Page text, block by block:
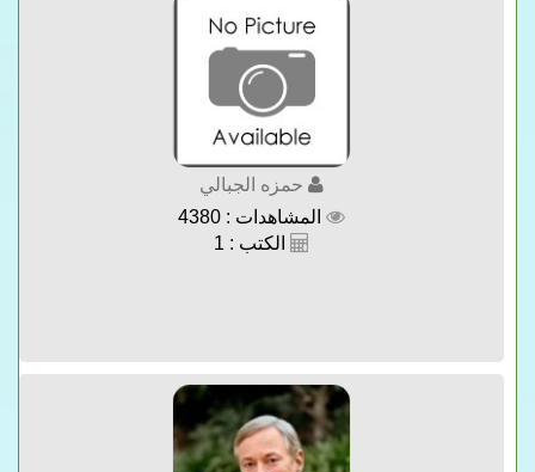
حمزه الجبالي
المشاهدات : 4380
الكتب : 1